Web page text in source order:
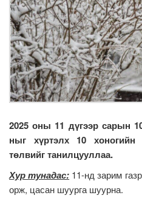
2025 оны 11 дүгээр сарын
ныг хүртэлх 10 хоногийн
төлвийг танилцууллаа.
Хур тунадас: 11-нд зарим
орж, цасан шуурга шуурна.